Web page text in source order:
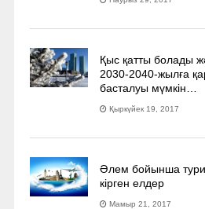
Қыс қатты болады
2030-2040­-жылға
басталуы мүмкін…
Қыркүйек 19, 2017
Әлем бойынша
кірген елдер
Мамыр 21, 2017